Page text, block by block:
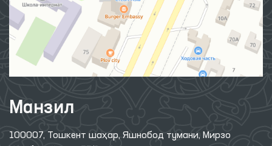
Манзил
100007, Тошкент шаҳар, Яшнобод тумани, Мирзо